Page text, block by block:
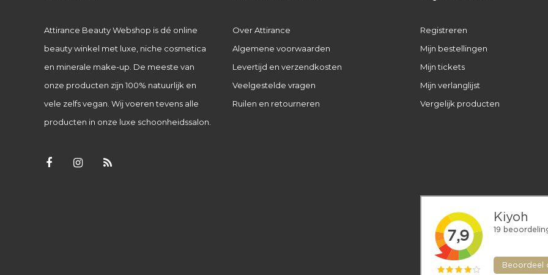
Attirance Beauty Webshop is dé online
beauty winkel met luxe, niche cosmetica
en minerale make-up. De meeste van
onze producten zijn 100% natuurlijk en
vele zelfs vegan. Wij voeren tevens alle
producten in onze luxe schoonheidssalon.
Over Attirance
Algemene voorwaarden
Levertijd en verzendkosten
Veelgestelde vragen
Ruilen en retourneren
Registreren
Mijn bestellingen
Mijn tickets
Mijn verlanglijst
Vergelijk producten